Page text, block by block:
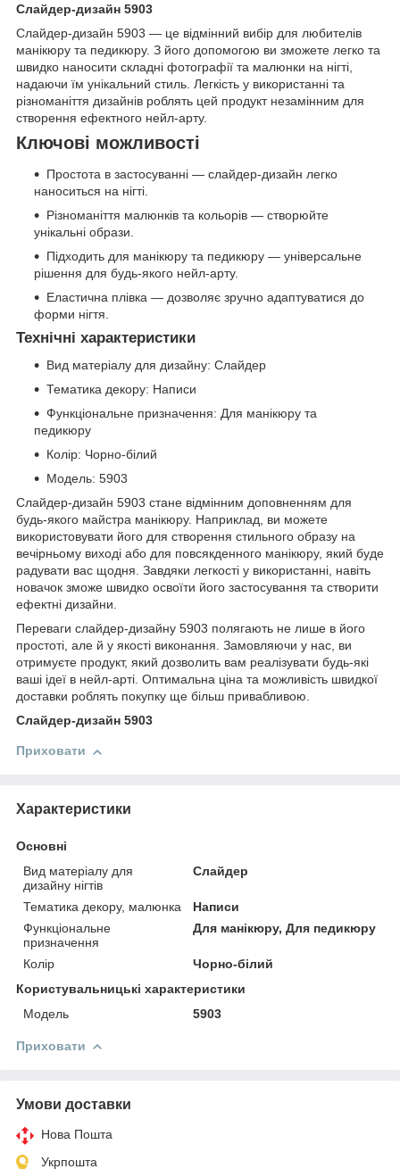
Слайдер-дизайн 5903
Слайдер-дизайн 5903 — це відмінний вибір для любителів
манікюру та педикюру. З його допомогою ви зможете легко та
швидко наносити складні фотографії та малюнки на нігті,
надаючи їм унікальний стиль. Легкість у використанні та
різноманіття дизайнів роблять цей продукт незамінним для
створення ефектного нейл-арту.
Ключові можливості
Простота в застосуванні — слайдер-дизайн легко
наноситься на нігті.
Різноманіття малюнків та кольорів — створюйте
унікальні образи.
Підходить для манікюру та педикюру — універсальне
рішення для будь-якого нейл-арту.
Еластична плівка — дозволяє зручно адаптуватися до
форми нігтя.
Технічні характеристики
Вид матеріалу для дизайну: Слайдер
Тематика декору: Написи
Функціональне призначення: Для манікюру та
педикюру
Колір: Чорно-білий
Модель: 5903
Слайдер-дизайн 5903 стане відмінним доповненням для
будь-якого майстра манікюру. Наприклад, ви можете
використовувати його для створення стильного образу на
вечірньому виході або для повсякденного манікюру, який буде
радувати вас щодня. Завдяки легкості у використанні, навіть
новачок зможе швидко освоїти його застосування та створити
ефектні дизайни.
Переваги слайдер-дизайну 5903 полягають не лише в його
простоті, але й у якості виконання. Замовляючи у нас, ви
отримуєте продукт, який дозволить вам реалізувати будь-які
ваші ідеї в нейл-арті. Оптимальна ціна та можливість швидкої
доставки роблять покупку ще більш привабливою.
Слайдер-дизайн 5903
Приховати
Характеристики
Основні
Вид матеріалу для
дизайну нігтів
Слайдер
Тематика декору, малюнка
Написи
Функціональне
призначення
Для манікюру, Для педикюру
Колір
Чорно-білий
Користувальницькі характеристики
Мoдель
5903
Приховати
Умови доставки
Нова Пошта
Укрпошта